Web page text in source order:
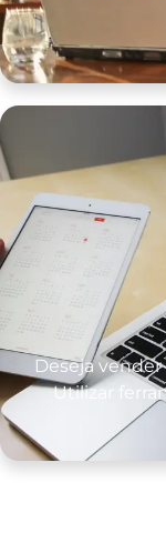
Deseja
Utilizar